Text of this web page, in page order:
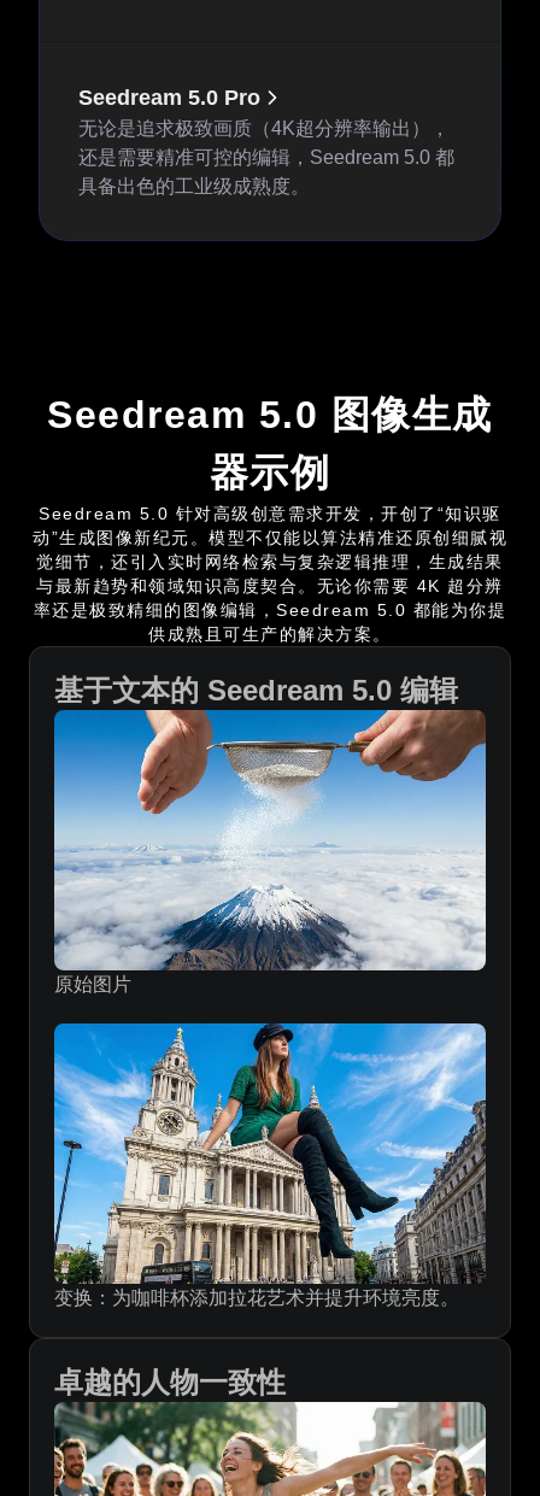
Seedream 5.0 Pro
无论是追求极致画质（4K超分辨率输出），
还是需要精准可控的编辑，Seedream 5.0 都
具备出色的工业级成熟度。
Seedream 5.0 图像生成
器示例
Seedream 5.0 针对高级创意需求开发，开创了“知识驱
动”生成图像新纪元。模型不仅能以算法精准还原创细腻视
觉细节，还引入实时网络检索与复杂逻辑推理，生成结果
与最新趋势和领域知识高度契合。无论你需要 4K 超分辨
率还是极致精细的图像编辑，Seedream 5.0 都能为你提
供成熟且可生产的解决方案。
基于文本的 Seedream 5.0 编辑
原始图片
变换：为咖啡杯添加拉花艺术并提升环境亮度。
卓越的人物一致性